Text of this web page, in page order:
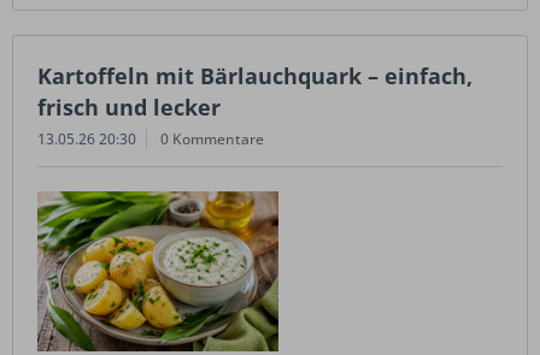
Kartoffeln mit Bärlauchquark – einfach,
frisch und lecker
13.05.26 20:30 0 Kommentare